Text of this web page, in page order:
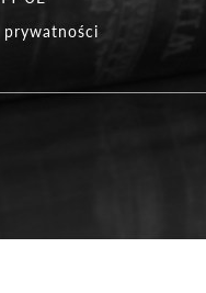
prywatności